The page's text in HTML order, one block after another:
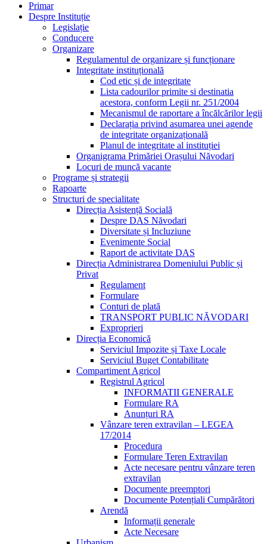
Primar
Despre Instituție
Legislație
Conducere
Organizare
Regulamentul de organizare și funcționare
Integritate instituțională
Cod etic și de integritate
Lista cadourilor primite si destinatia
acestora, conform Legii nr. 251/2004
Mecanismul de raportare a încălcărilor legii
Declarația privind asumarea unei agende
de integritate organizațională
Planul de integritate al instituției
Organigrama Primăriei Orașului Năvodari
Locuri de muncă vacante
Programe și strategii
Rapoarte
Structuri de specialitate
Direcția Asistență Socială
Despre DAS Năvodari
Diversitate și Incluziune
Evenimente Social
Raport de activitate DAS
Direcția Administrarea Domeniului Public și
Privat
Regulament
Formulare
Conturi de plată
TRANSPORT PUBLIC NĂVODARI
Exproprieri
Direcția Economică
Serviciul Impozite și Taxe Locale
Serviciul Buget Contabilitate
Compartiment Agricol
Registrul Agricol
INFORMATII GENERALE
Formulare RA
Anunțuri RA
Vânzare teren extravilan – LEGEA
17/2014
Procedura
Formulare Teren Extravilan
Acte necesare pentru vânzare teren
extravilan
Documente preemptori
Documente Potențiali Cumpărători
Arendă
Informații generale
Acte Necesare